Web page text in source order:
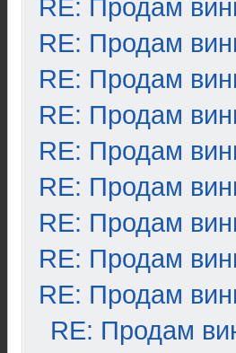
RE: Продам
RE: Продам
RE: Продам
RE: Продам
RE: Продам
RE: Продам
RE: Продам
RE: Продам
RE: Продам
RE: Продам